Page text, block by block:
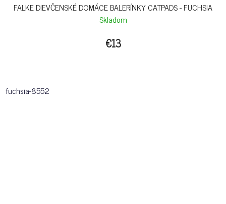
FALKE DIEVČENSKÉ DOMÁCE BALERÍNKY CATPADS - FUCHSIA
Skladom
€13
fuchsia-8552